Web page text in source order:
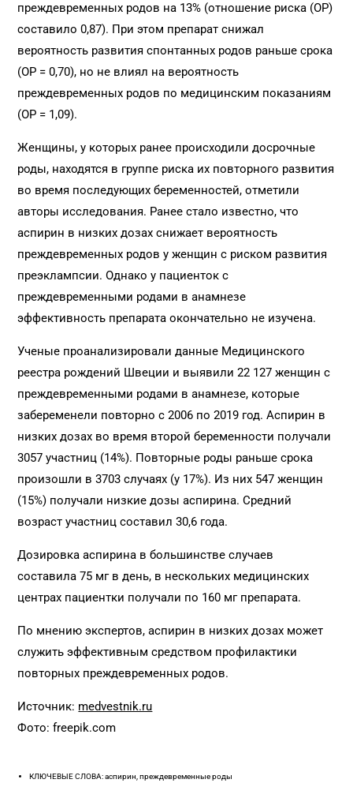
преждевременных родов на 13% (отношение риска (ОР)
составило 0,87). При этом препарат снижал
вероятность развития спонтанных родов раньше срока
(ОР = 0,70), но не влиял на вероятность
преждевременных родов по медицинским показаниям
(ОР = 1,09).
Женщины, у которых ранее происходили досрочные
роды, находятся в группе риска их повторного развития
во время последующих беременностей, отметили
авторы исследования. Ранее стало известно, что
аспирин в низких дозах снижает вероятность
преждевременных родов у женщин с риском развития
преэклампсии. Однако у пациенток с
преждевременными родами в анамнезе
эффективность препарата окончательно не изучена.
Ученые проанализировали данные Медицинского
реестра рождений Швеции и выявили 22 127 женщин с
преждевременными родами в анамнезе, которые
забеременели повторно с 2006 по 2019 год. Аспирин в
низких дозах во время второй беременности получали
3057 участниц (14%). Повторные роды раньше срока
произошли в 3703 случаях (у 17%). Из них 547 женщин
(15%) получали низкие дозы аспирина. Средний
возраст участниц составил 30,6 года.
Дозировка аспирина в большинстве случаев
составила 75 мг в день, в нескольких медицинских
центрах пациентки получали по 160 мг препарата.
По мнению экспертов, аспирин в низких дозах может
служить эффективным средством профилактики
повторных преждевременных родов.
Источник: medvestnik.ru
Фото: freepik.com
КЛЮЧЕВЫЕ СЛОВА: аспирин, преждевременные роды